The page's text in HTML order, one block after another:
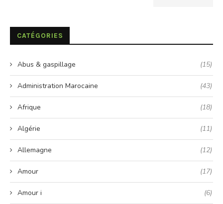
CATÉGORIES
Abus & gaspillage (15)
Administration Marocaine (43)
Afrique (18)
Algérie (11)
Allemagne (12)
Amour (17)
Amour i (6)